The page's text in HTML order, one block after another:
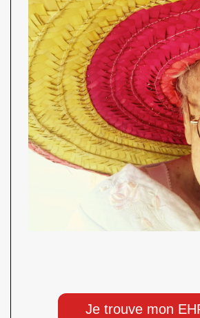
Je trouve mon